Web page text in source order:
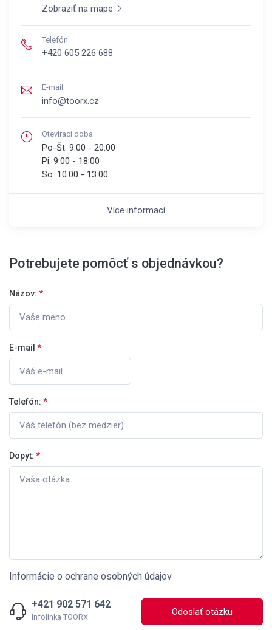
Zobraziť na mape
Telefón
+420 605 226 688
E-mail
info@toorx.cz
Otevírací doba
Po-Št: 9:00 - 20:00
Pi: 9:00 - 18:00
So: 10:00 - 13:00
Více informací
Potrebujete pomôcť s objednávkou?
Názov: *
E-mail *
Telefón: *
Dopyt: *
Informácie o ochrane osobných údajov
+421 902 571 642
Infolinka TOORX Odoslať otázku